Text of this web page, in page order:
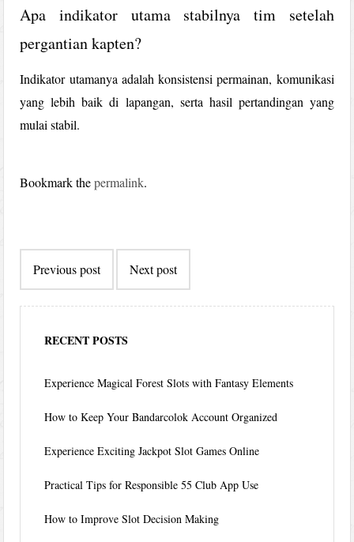
Apa indikator utama stabilnya tim setelah
pergantian kapten?
Indikator utamanya adalah konsistensi permainan, komunikasi
yang lebih baik di lapangan, serta hasil pertandingan yang
mulai stabil.
Bookmark thepermalink.
navigation
Previous post Next post
RECENT POSTS
Experience Magical Forest Slots with Fantasy Elements
How to Keep Your Bandarcolok Account Organized
Experience Exciting Jackpot Slot Games Online
Practical Tips for Responsible 55 Club App Use
How to Improve Slot Decision Making